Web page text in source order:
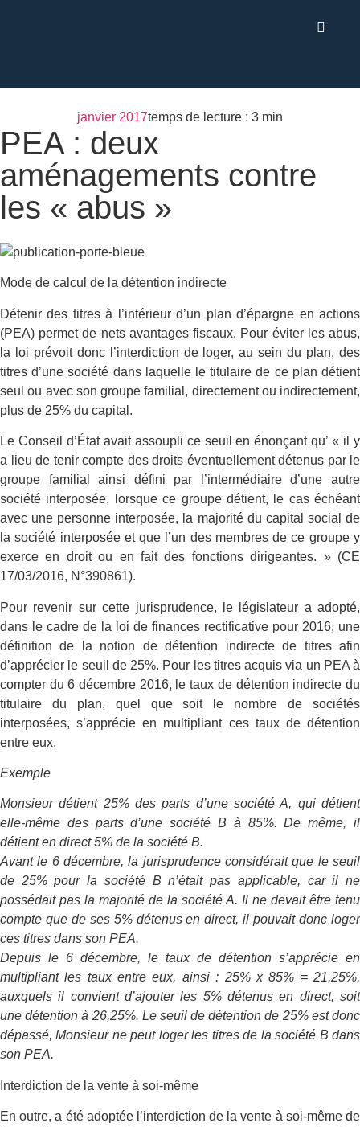
janvier 2017temps de lecture : 3 min
PEA : deux
aménagements contre
les « abus »
Mode de calcul de la détention indirecte
Détenir des titres à l’intérieur d’un plan d’épargne en actions
(PEA) permet de nets avantages fiscaux. Pour éviter les abus,
la loi prévoit donc l’interdiction de loger, au sein du plan, des
titres d’une société dans laquelle le titulaire de ce plan détient
seul ou avec son groupe familial, directement ou indirectement,
plus de 25% du capital.
Le Conseil d’État avait assoupli ce seuil en énonçant qu’ « il y
a lieu de tenir compte des droits éventuellement détenus par le
groupe familial ainsi défini par l’intermédiaire d’une autre
société interposée, lorsque ce groupe détient, le cas échéant
avec une personne interposée, la majorité du capital social de
la société interposée et que l’un des membres de ce groupe y
exerce en droit ou en fait des fonctions dirigeantes. » (CE
17/03/2016, N°390861).
Pour revenir sur cette jurisprudence, le législateur a adopté,
dans le cadre de la loi de finances rectificative pour 2016, une
définition de la notion de détention indirecte de titres afin
d’apprécier le seuil de 25%. Pour les titres acquis via un PEA à
compter du 6 décembre 2016, le taux de détention indirecte du
titulaire du plan, quel que soit le nombre de sociétés
interposées, s’apprécie en multipliant ces taux de détention
entre eux.
Exemple
Monsieur détient 25% des parts d’une société A, qui détient
elle-même des parts d’une société B à 85%. De même, il
détient en direct 5% de la société B.
Avant le 6 décembre, la jurisprudence considérait que le seuil
de 25% pour la société B n’était pas applicable, car il ne
possédait pas la majorité de la société A. Il ne devait être tenu
compte que de ses 5% détenus en direct, il pouvait donc loger
ces titres dans son PEA.
Depuis le 6 décembre, le taux de détention s’apprécie en
multipliant les taux entre eux, ainsi : 25% x 85% = 21,25%,
auxquels il convient d’ajouter les 5% détenus en direct, soit
une détention à 26,25%. Le seuil de détention de 25% est donc
dépassé, Monsieur ne peut loger les titres de la société B dans
son PEA.
Interdiction de la vente à soi-même
En outre, a été adoptée l’interdiction de la vente à soi-même de